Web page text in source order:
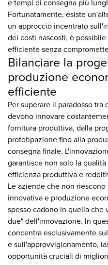
e tempi di consegna più
Fortunatamente, esiste
un approccio incentrato
dei costi nascosti, è
efficiente senza
Bilanciare la
produzione
efficiente
Per superare il paradosso
devono innovare
fornitura produttiva, dalla
prototipazione fino alla
consegna finale.
garantisce non solo la
efficienza produttiva e
Le aziende che non
innovativa e produzione
spesso cadono in quella che
due" dell'innovazione. In
concentra esclusivamente
e sull'approvvigionamento,
opportunità cruciali di